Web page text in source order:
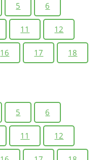
5 6
11 12
16 17 18
5 6
11 12